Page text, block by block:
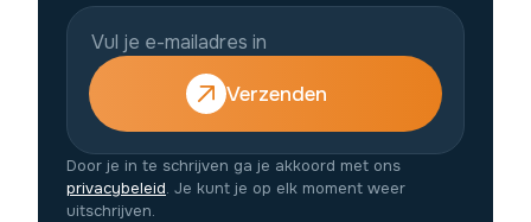
Verzenden
Door je in te schrijven ga je akkoord met ons
privacybeleid. Je kunt je op elk moment weer
uitschrijven.